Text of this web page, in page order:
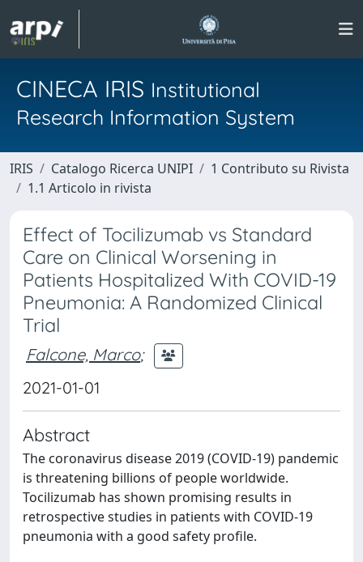
CINECA IRIS Institutional
Research Information System
IRIS Catalogo Ricerca UNIPI
1 Contributo su Rivista
1.1 Articolo in rivista
Effect of Tocilizumab vs Standard
Care on Clinical Worsening in
Patients Hospitalized With COVID-19
Pneumonia: A Randomized Clinical
Trial
Falcone, Marco;
2021-01-01
Abstract
The coronavirus disease 2019 (COVID-19) pandemic
is threatening billions of people worldwide.
Tocilizumab has shown promising results in
retrospective studies in patients with COVID-19
pneumonia with a good safety profile.